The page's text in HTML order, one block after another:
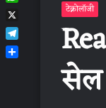
टेक्नोलॉजी
WhatsApp
X
Telegram